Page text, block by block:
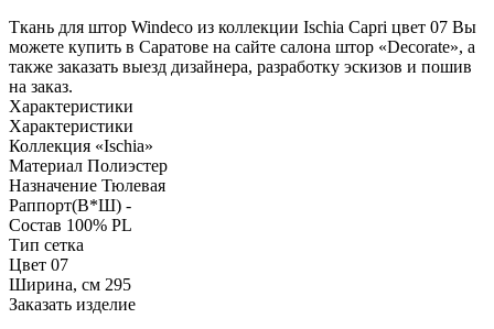
Ткань для штор Windeco из коллекции Ischia Capri цвет 07 Вы
можете купить в Саратове на сайте салона штор «Decorate», а
также заказать выезд дизайнера, разработку эскизов и пошив
на заказ.
Характеристики
Характеристики
Коллекция «Ischia»
Материал Полиэстер
Назначение Тюлевая
Раппорт(В*Ш) -
Состав 100% PL
Тип сетка
Цвет 07
Ширина, см 295
Заказать изделие